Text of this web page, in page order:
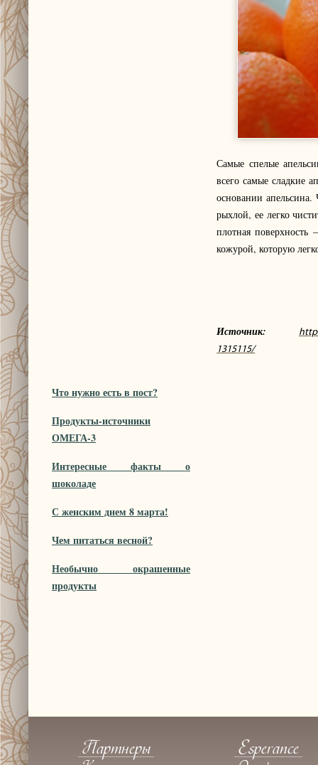
Самые спелые
всего самые сладкие
основании
рыхлой, ее легко
плотная
кожурой, которую
Источник:
1315115/
Что нужно есть в пост?
Продукты-источники
ОМЕГА-3
Интересные факты о
шоколаде
С женским днем 8 марта!
Чем питаться весной?
Необычно окрашенные
продукты
Партнеры Esperance